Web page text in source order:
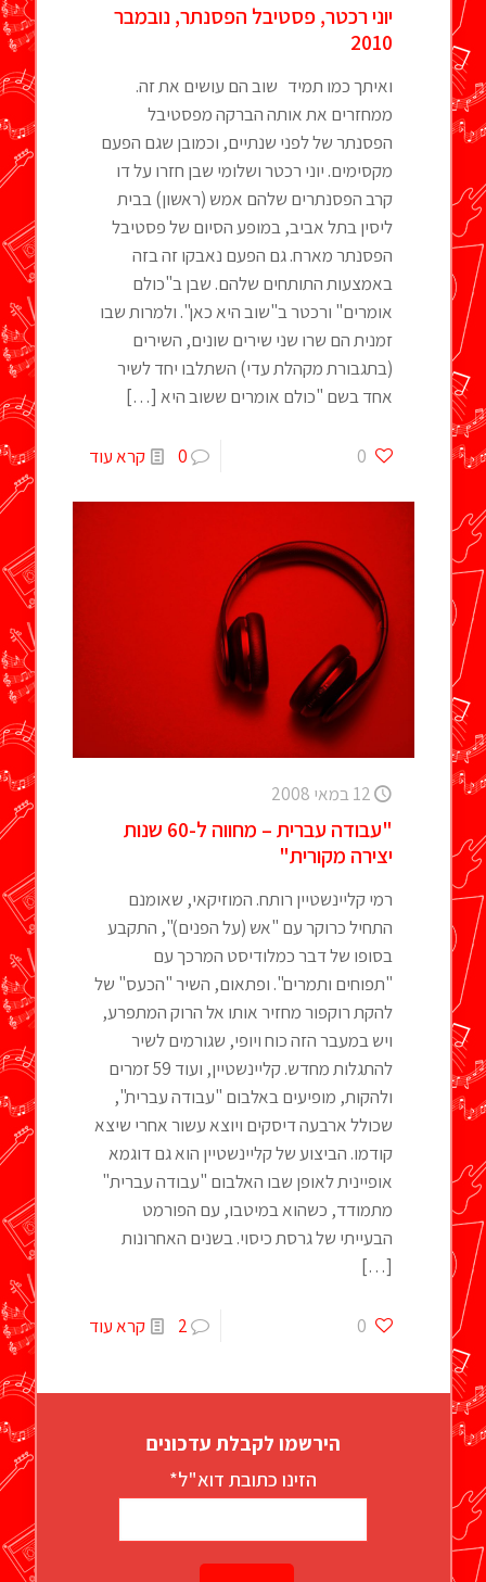
יוני רכטר, פסטיבל הפסנתר, נובמבר
2010
ואיתך כמו תמיד שוב הם עושים את זה.
ממחזרים את אותה הברקה מפסטיבל
הפסנתר של לפני שנתיים, וכמובן שגם הפעם
מקסימים. יוני רכטר ושלומי שבן חזרו על דו
קרב הפסנתרים שלהם אמש (ראשון) בבית
ליסין בתל אביב, במופע הסיום של פסטיבל
הפסנתר מארח. גם הפעם נאבקו זה בזה
באמצעות התותחים שלהם. שבן ב"כולם
אומרים" ורכטר ב"שוב היא כאן". ולמרות שבו
זמנית הם שרו שני שירים שונים, השירים
(בתגבורת מקהלת עדי) השתלבו יחד לשיר
אחד בשם "כולם אומרים ששוב היא […]
0
0 קרא עוד
12 במאי 2008
"עבודה עברית – מחווה ל-60 שנות
יצירה מקורית"
רמי קליינשטיין רותח. המוזיקאי, שאומנם
התחיל כרוקר עם "אש (על הפנים)", התקבע
בסופו של דבר כמלודיסט המרכך עם
"תפוחים ותמרים". ופתאום, השיר "הכעס" של
להקת רוקפור מחזיר אותו אל הרוק המתפרע,
ויש במעבר הזה כוח ויופי, שגורמים לשיר
להתגלות מחדש. קליינשטיין, ועוד 59 זמרים
ולהקות, מופיעים באלבום "עבודה עברית",
שכולל ארבעה דיסקים ויוצא עשור אחרי שיצא
קודמו. הביצוע של קליינשטיין הוא גם דוגמא
אופיינית לאופן שבו האלבום "עבודה עברית"
מתמודד, כשהוא במיטבו, עם הפורמט
הבעייתי של גרסת כיסוי. בשנים האחרונות
[…]
0
2 קרא עוד
הירשמו לקבלת עדכונים
הזינו כתובת דוא"ל*